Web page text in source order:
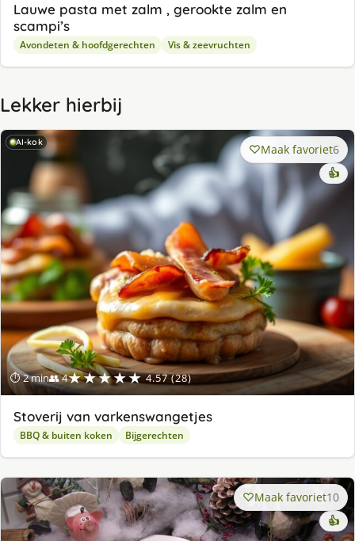
Lauwe pasta met zalm , gerookte zalm en
scampi’s
Avondeten & hoofdgerechten Vis & zeevruchten
Lekker hierbij
AI-kok
⏱ 2 min👥 4★★★★★ 4.57 (28)
Maak favoriet6
👍
Stoverij van varkenswangetjes
BBQ & buiten koken Bijgerechten
Maak favoriet10
👍